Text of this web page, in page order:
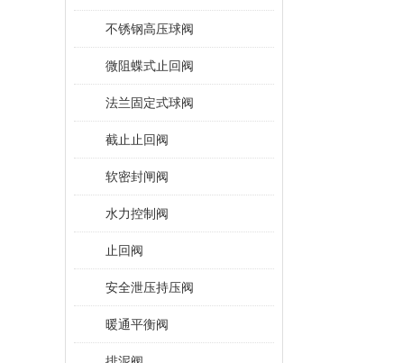
不锈钢高压球阀
微阻蝶式止回阀
法兰固定式球阀
截止止回阀
软密封闸阀
水力控制阀
止回阀
安全泄压持压阀
暖通平衡阀